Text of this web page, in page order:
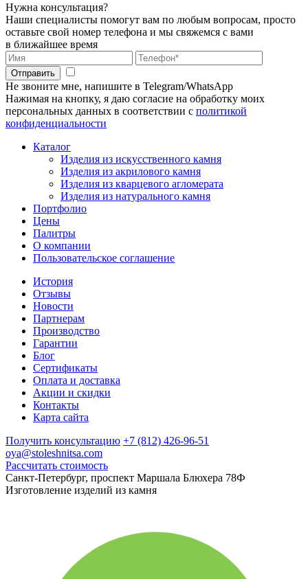
Нужна консультация?
Наши специалисты помогут вам по любым вопросам, просто
оставьте свой номер телефона и мы свяжемся с вами
в ближайшее время
Отправить
Не звоните мне, напишите в Telegram/WhatsApp
Нажимая на кнопку, я даю согласие на обработку моих
персональных данных в соответствии с политикой
конфиденциальности
Каталог
Изделия из искусственного камня
Изделия из акрилового камня
Изделия из кварцевого агломерата
Изделия из натурального камня
Портфолио
Цены
Палитры
О компании
Пользовательское соглашение
История
Отзывы
Новости
Партнерам
Производство
Гарантии
Блог
Сертификаты
Оплата и доставка
Акции и скидки
Контакты
Карта сайта
Получить консультацию +7 (812) 426-96-51
oya@stoleshnitsa.com
Рассчитать стоимость
Санкт-Петербург, проспект Маршала Блюхера 78Ф
Изготовление изделий из камня